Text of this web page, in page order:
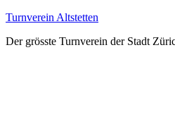
Zum
springen
Turnverein Altstetten
Der grösste Turnverein der Stadt